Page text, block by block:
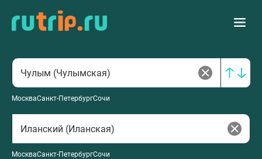
МоскваСанкт-ПетербургСочи
МоскваСанкт-ПетербургСочи